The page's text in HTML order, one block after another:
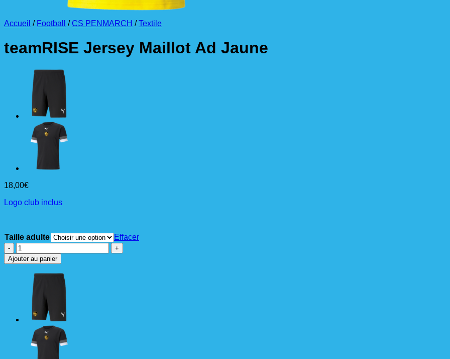
Accueil / Football / CS PENMARCH / Textile
teamRISE Jersey Maillot Ad Jaune
18,00€
Logo club inclus
Taille adulte
Effacer
quantité
de
teamRISE
Jersey
Maillot
Jaune
Ajouter au panier